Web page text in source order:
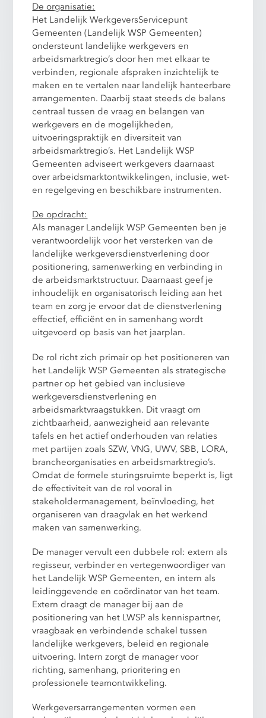
De organisatie:
Het Landelijk WerkgeversServicepunt
Gemeenten (Landelijk WSP Gemeenten)
ondersteunt landelijke werkgevers en
arbeidsmarktregio’s door hen met elkaar te
verbinden, regionale afspraken inzichtelijk te
maken en te vertalen naar landelijk hanteerbare
arrangementen. Daarbij staat steeds de balans
centraal tussen de vraag en belangen van
werkgevers en de mogelijkheden,
uitvoeringspraktijk en diversiteit van
arbeidsmarktregio’s. Het Landelijk WSP
Gemeenten adviseert werkgevers daarnaast
over arbeidsmarktontwikkelingen, inclusie, wet-
en regelgeving en beschikbare instrumenten.
De opdracht:
Als manager Landelijk WSP Gemeenten ben je
verantwoordelijk voor het versterken van de
landelijke werkgeversdienstverlening door
positionering, samenwerking en verbinding in
de arbeidsmarktstructuur. Daarnaast geef je
inhoudelijk en organisatorisch leiding aan het
team en zorg je ervoor dat de dienstverlening
effectief, efficiënt en in samenhang wordt
uitgevoerd op basis van het jaarplan.
De rol richt zich primair op het positioneren van
het Landelijk WSP Gemeenten als strategische
partner op het gebied van inclusieve
werkgeversdienstverlening en
arbeidsmarktvraagstukken. Dit vraagt om
zichtbaarheid, aanwezigheid aan relevante
tafels en het actief onderhouden van relaties
met partijen zoals SZW, VNG, UWV, SBB, LORA,
brancheorganisaties en arbeidsmarktregio’s.
Omdat de formele sturingsruimte beperkt is, ligt
de effectiviteit van de rol vooral in
stakeholdermanagement, beïnvloeding, het
organiseren van draagvlak en het werkend
maken van samenwerking.
De manager vervult een dubbele rol: extern als
regisseur, verbinder en vertegenwoordiger van
het Landelijk WSP Gemeenten, en intern als
leidinggevende en coördinator van het team.
Extern draagt de manager bij aan de
positionering van het LWSP als kennispartner,
vraagbaak en verbindende schakel tussen
landelijke werkgevers, beleid en regionale
uitvoering. Intern zorgt de manager voor
richting, samenhang, prioritering en
professionele teamontwikkeling.
Werkgeversarrangementen vormen een